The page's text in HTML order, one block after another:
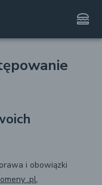
lunch_dining
i obowiązki
.pl,